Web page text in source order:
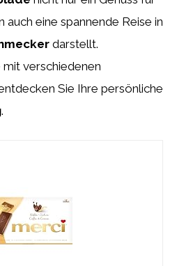
auch eine spannende Reise in
darstellt.
verschiedenen
Sie Ihre persönliche
.